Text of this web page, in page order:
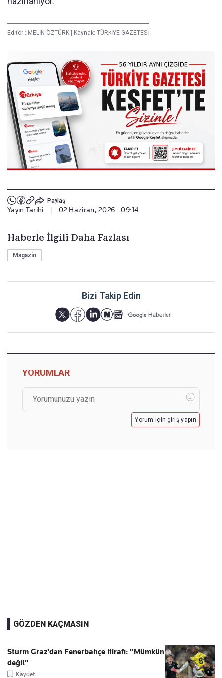
Editör : MELİN ÖZTÜRK Kaynak: TÜRKİYE GAZETESİ
Paylaş
Yayın Tarihi 02 Haziran, 2026 - 09:14
Haberle İlgili Daha Fazlası
Magazin
Bizi Takip Edin
YORUMLAR
Yorum için giriş yapın
GÖZDEN KAÇMASIN
Sturm Graz'dan Fenerbahçe itirafı: "Mümkün
değil"
Kaydet